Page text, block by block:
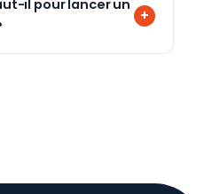
il pour lancer un